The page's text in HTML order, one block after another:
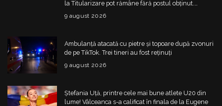
la Titularizare pot rămâne fără postul obținut.
Ministerul schimbă regulile din 20 august
9 august 2026
Ambulanță atacată cu pietre și topoare după zvonuri
de pe TikTok. Trei tineri au fost reținuți
9 august 2026
Ștefania Uță, printre cele mai bune atlete U20 din
lume! Vâlceanca s-a calificat în finala de la Eugene